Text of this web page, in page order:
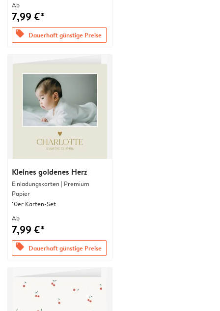
Ab
7,99 €*
offers Dauerhaft günstige Preise
Kleines goldenes Herz
Einladungskarten | Premium
Papier
10er Karten-Set
Ab
7,99 €*
offers Dauerhaft günstige Preise